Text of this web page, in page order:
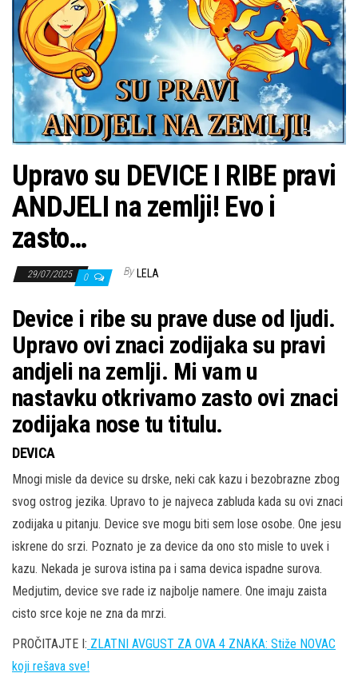
Upravo su DEVICE I RIBE pravi
ANDJELI na zemlji! Evo i
zasto…
29/07/2025 0 By LELA
Device i ribe su prave duse od ljudi.
Upravo ovi znaci zodijaka su pravi
andjeli na zemlji. Mi vam u
nastavku otkrivamo zasto ovi znaci
zodijaka nose tu titulu.
DEVICA
Mnogi misle da device su drske, neki cak kazu i bezobrazne zbog
svog ostrog jezika. Upravo to je najveca zabluda kada su ovi znaci
zodijaka u pitanju. Device sve mogu biti sem lose osobe. One jesu
iskrene do srzi. Poznato je za device da ono sto misle to uvek i
kazu. Nekada je surova istina pa i sama devica ispadne surova.
Medjutim, device sve rade iz najbolje namere. One imaju zaista
cisto srce koje ne zna da mrzi.
PROČITAJTE I: ZLATNI AVGUST ZA OVA 4 ZNAKA: Stiže NOVAC
koji rešava sve!